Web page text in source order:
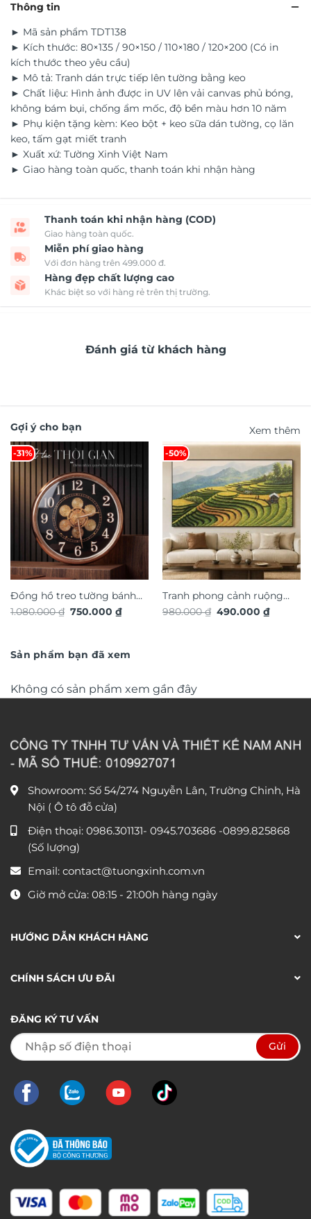
Thông tin
► Mã sản phẩm TDT138
► Kích thước: 80×135 / 90×150 / 110×180 / 120×200 (Có in
kích thước theo yêu cầu)
► Mô tả: Tranh dán trực tiếp lên tường bằng keo
► Chất liệu: Hình ảnh được in UV lên vải canvas phủ bóng,
không bám bụi, chống ẩm mốc, độ bền màu hơn 10 năm
► Phụ kiện tặng kèm: Keo bột + keo sữa dán tường, cọ lăn
keo, tấm gạt miết tranh
► Xuất xứ: Tường Xinh Việt Nam
► Giao hàng toàn quốc, thanh toán khi nhận hàng
Thanh toán khi nhận hàng (COD)
Giao hàng toàn quốc.
Miễn phí giao hàng
Với đơn hàng trên 499.000 đ.
Hàng đẹp chất lượng cao
Khác biệt so với hàng rẻ trên thị trường.
Đánh giá từ khách hàng
Gợi ý cho bạn Xem thêm
-31%
Đồng hồ treo tường bánh
răng chuyển động trang trí
1.080.000₫ Giá
750.000₫Giá
-50%
Tranh phong cảnh ruộng
bậc thang TG4919S
980.000₫ Giá
490.000₫Giá
Sản phẩm bạn đã xem
Không có sản phẩm xem gần đây
Showroom: Số 54/274 Nguyễn Lân, Trường Chinh, Hà
Nội ( Ô tô đỗ cửa)
Điện thoại: 0986.301131- 0945.703686 -0899.825868
(Số lượng)
Email: contact@tuongxinh.com.vn
Giờ mở cửa: 08:15 - 21:00h hàng ngày
HƯỚNG DẪN KHÁCH HÀNG
CHÍNH SÁCH ƯU ĐÃI
ĐĂNG KÝ TƯ VẤN